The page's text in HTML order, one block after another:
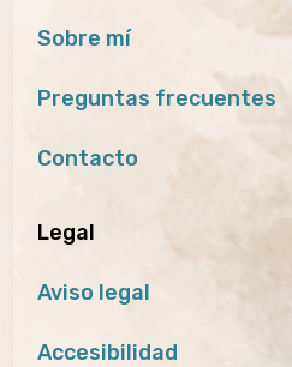
Sobre mí
Preguntas frecuentes
Contacto
Legal
Aviso legal
Accesibilidad